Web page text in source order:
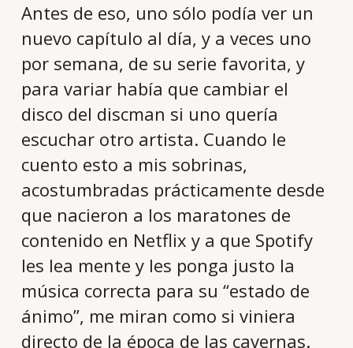
Antes de eso, uno sólo podía ver un
nuevo capítulo al día, y a veces uno
por semana, de su serie favorita, y
para variar había que cambiar el
disco del discman si uno quería
escuchar otro artista. Cuando le
cuento esto a mis sobrinas,
acostumbradas prácticamente desde
que nacieron a los maratones de
contenido en Netflix y a que Spotify
les lea mente y les ponga justo la
música correcta para su “estado de
ánimo”, me miran como si viniera
directo de la época de las cavernas.